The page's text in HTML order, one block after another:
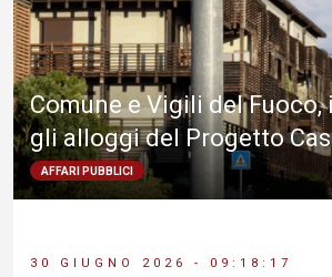
Comune e Vigili del Fuoco,
gli alloggi del Progetto
AFFARI PUBBLICI
30 GIUGNO 2026 - 09:18:17